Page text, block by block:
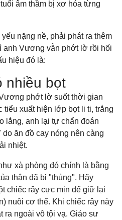
âm thầm bị xơ hóa từng
nặng nề, phải phát ra thêm
anh Vương vẫn phớt lờ rồi hối
hiệu đó là:
nhiều bọt
phớt lờ suốt thời gian
xuất hiện lớp bọt li ti, trắng
lắng, anh lại tự chẩn đoán
ăn đồ cay nóng nên càng
nhiệt.
xà phòng đó chính là bằng
thận đã bị "thủng". Hãy
chiếc rây cực mịn để giữ lại
nuôi cơ thể. Khi chiếc rây này
ra ngoài vô tội vạ. Giáo sư